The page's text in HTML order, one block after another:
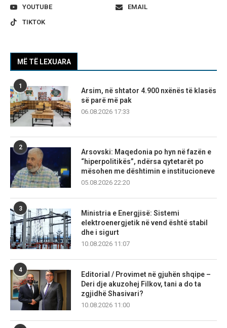
YOUTUBE
EMAIL
TIKTOK
MË TË LEXUARA
1
Arsim, në shtator 4.900 nxënës të klasës
së parë më pak
06.08.2026 17:33
2
Arsovski: Maqedonia po hyn në fazën e
“hiperpolitikës”, ndërsa qytetarët po
mësohen me dështimin e institucioneve
05.08.2026 22:20
3
Ministria e Energjisë: Sistemi
elektroenergjetik në vend është stabil
dhe i sigurt
10.08.2026 11:07
4
Editorial / Provimet në gjuhën shqipe –
Deri dje akuzohej Filkov, tani a do ta
zgjidhë Shasivari?
10.08.2026 11:00